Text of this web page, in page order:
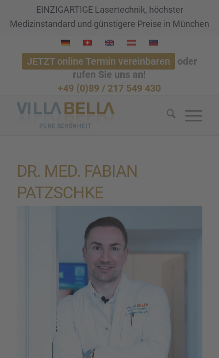
EINZIGARTIGE Lasertechnik, höchster
Medizinstandard und günstigere Preise in München
JETZT online Termin vereinbaren
oder
rufen Sie uns an!
+49 (0)89 / 217 549 430
DR. MED. FABIAN
PATZSCHKE